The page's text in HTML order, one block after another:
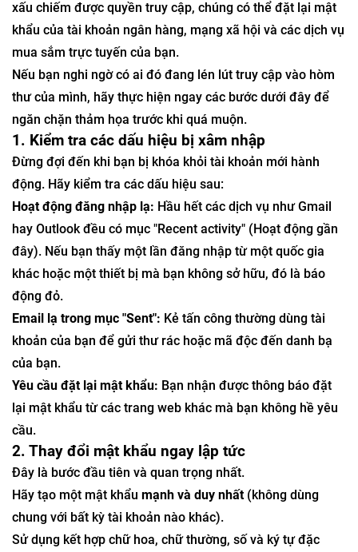
xấu chiếm được quyền truy cập, chúng có thể đặt lại mật
khẩu của tài khoản ngân hàng, mạng xã hội và các dịch vụ
mua sắm trực tuyến của bạn.
Nếu bạn nghi ngờ có ai đó đang lén lút truy cập vào hòm
thư của mình, hãy thực hiện ngay các bước dưới đây để
ngăn chặn thảm họa trước khi quá muộn.
1. Kiểm tra các dấu hiệu bị xâm nhập
Đừng đợi đến khi bạn bị khóa khỏi tài khoản mới hành
động. Hãy kiểm tra các dấu hiệu sau:
Hoạt động đăng nhập lạ: Hầu hết các dịch vụ như Gmail
hay Outlook đều có mục "Recent activity" (Hoạt động gần
đây). Nếu bạn thấy một lần đăng nhập từ một quốc gia
khác hoặc một thiết bị mà bạn không sở hữu, đó là báo
động đỏ.
Email lạ trong mục "Sent": Kẻ tấn công thường dùng tài
khoản của bạn để gửi thư rác hoặc mã độc đến danh bạ
của bạn.
Yêu cầu đặt lại mật khẩu: Bạn nhận được thông báo đặt
lại mật khẩu từ các trang web khác mà bạn không hề yêu
cầu.
2. Thay đổi mật khẩu ngay lập tức
Đây là bước đầu tiên và quan trọng nhất.
Hãy tạo một mật khẩu mạnh và duy nhất(không dùng
chung với bất kỳ tài khoản nào khác).
Sử dụng kết hợp chữ hoa, chữ thường, số và ký tự đặc